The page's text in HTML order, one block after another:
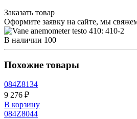
Заказать товар
Оформите заявку на сайте, мы
В наличии 100
Похожие товары
084Z8134
9 276 ₽
В корзину
084Z8044